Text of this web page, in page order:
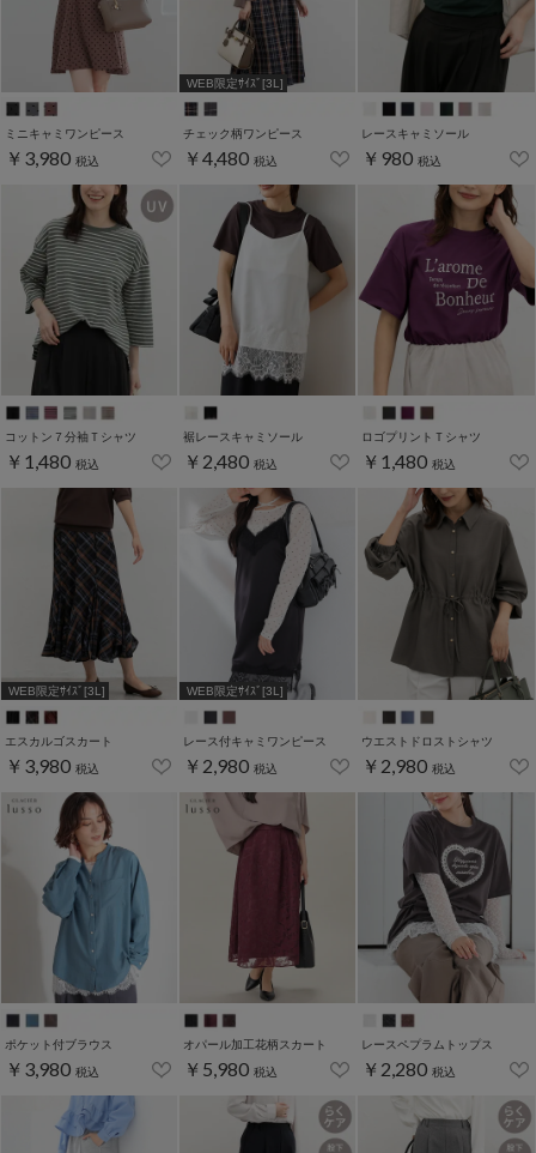
ミニキャミワンピース
￥3,980 税込
WEB限定ｻｲｽﾞ[3L]
チェック柄ワンピース
￥4,480 税込
レースキャミソール
￥980 税込
コットン７分袖Ｔシャツ
￥1,480 税込
裾レースキャミソール
￥2,480 税込
ロゴプリントＴシャツ
￥1,480 税込
WEB限定ｻｲｽﾞ[3L]
エスカルゴスカート
￥3,980 税込
WEB限定ｻｲｽﾞ[3L]
レース付キャミワンピース
￥2,980 税込
ウエストドロストシャツ
￥2,980 税込
ポケット付ブラウス
￥3,980 税込
オパール加工花柄スカート
￥5,980 税込
レースペプラムトップス
￥2,280 税込